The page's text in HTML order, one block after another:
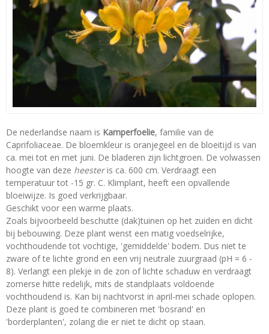
De nederlandse naam is Kamperfoelie, familie van de
Caprifoliaceae. De bloemkleur is oranjegeel en de bloeitijd is van
ca. mei tot en met juni. De bladeren zijn lichtgroen. De volwassen
hoogte van deze heesteris ca. 600 cm. Verdraagt een
temperatuur tot -15 gr. C. Klimplant, heeft een opvallende
bloeiwijze. Is goed verkrijgbaar.
Geschikt voor een warme plaats.
Zoals bijvoorbeeld beschutte (dak)tuinen op het zuiden en dicht
bij bebouwing. Deze plant wenst een matig voedselrijke,
vochthoudende tot vochtige, 'gemiddelde' bodem. Dus niet te
zware of te lichte grond en een vrij neutrale zuurgraad (pH = 6 -
8). Verlangt een plekje in de zon of lichte schaduw en verdraagt
zomerse hitte redelijk, mits de standplaats voldoende
vochthoudend is. Kan bij nachtvorst in april-mei schade oplopen.
Deze plant is goed te combineren met 'bosrand' en
'borderplanten', zolang die er niet te dicht op staan.